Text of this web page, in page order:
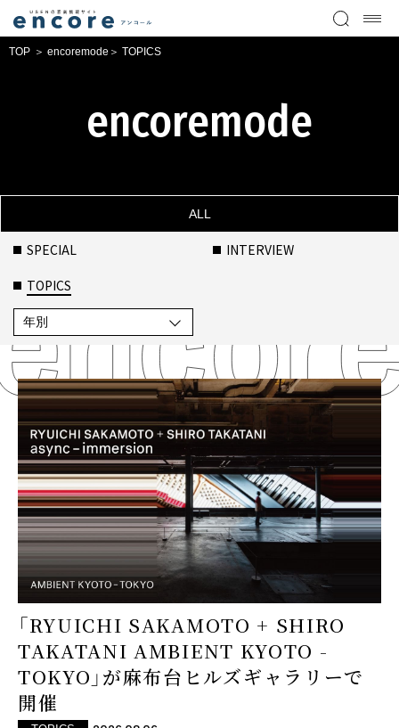
TOP encoremode TOPICS
encoremode
ALL
SPECIAL
INTERVIEW
TOPICS
「RYUICHI SAKAMOTO + SHIRO
TAKATANI AMBIENT KYOTO -
TOKYO」が麻布台ヒルズギャラリーで
開催